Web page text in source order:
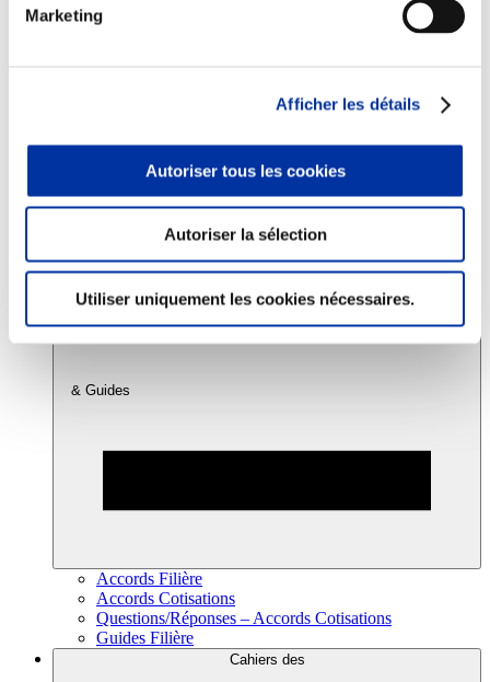
Marketing
Afficher les détails
Autoriser tous les cookies
Autoriser la sélection
Utiliser uniquement les cookies nécessaires.
Viandes et santé
Juste rémunération et attractivité des métiers
Info-veille scientifique
Sources d’information
Accords
& Guides
Accords Filière
Accords Cotisations
Questions/Réponses – Accords Cotisations
Guides Filière
Cahiers des